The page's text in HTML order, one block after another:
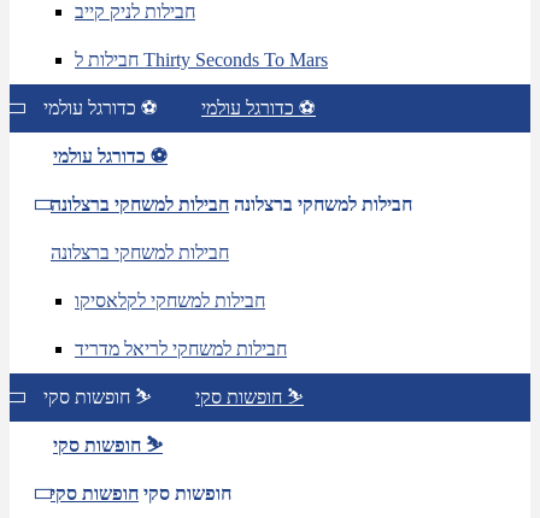
חבילות לניק קייב
חבילות ל Thirty Seconds To Mars
כדורגל עולמי ⚽ כדורגל עולמי ⚽
כדורגל עולמי ⚽
חבילות למשחקי ברצלונה חבילות למשחקי ברצלונה
חבילות למשחקי ברצלונה
חבילות למשחקי לקלאסיקו
חבילות למשחקי לריאל מדריד
חופשות סקי ⛷️ חופשות סקי ⛷️
חופשות סקי ⛷️
חופשות סקי חופשות סקי